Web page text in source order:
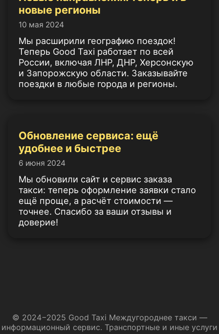
новые регионы
10 мая 2024
Мы расширили географию поездок!
Теперь Good Taxi работает по всей
России, включая ЛНР, ДНР, Херсонскую
и Запорожскую области. Заказывайте
поездки в любые города и регионы.
Обновление сервиса: ещё
удобнее и быстрее
6 июня 2024
Мы обновили сайт и сервис заказа
такси: теперь оформление заявки стало
ещё проще, а расчёт стоимости —
точнее. Спасибо за ваши отзывы и
доверие!
© 2024−2025 Good Taxi Междугороднее такси —
информационный сервис. Транспортные и иные услуги